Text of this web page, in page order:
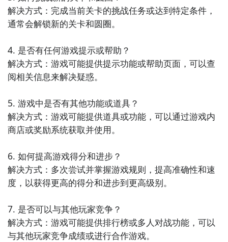
2
​开始安装流行的圆安卓模拟器
行安装啦，双击安装辅助。如果玩家们是第一次下载流
行的圆助手，那么还需要勾选安装模拟器，仅此一次，
若杀毒软件阻止，请允许通过。
解决方式：完成当前关卡的挑战任务或达到特定条件，
通常会解锁新的关卡和圆圈。
4. 是否有任何游戏提示或帮助？
解决方式：游戏可能提供提示功能或帮助页面，可以查
阅相关信息来解决疑惑。
5. 游戏中是否有其他功能或道具？
解决方式：游戏可能提供道具或功能，可以通过游戏内
商店或奖励系统获取并使用。
6. 如何提高游戏得分和进步？
解决方式：多次尝试并掌握游戏规则，提高准确性和速
度，以获得更高的得分和进步到更高级别。
7. 是否可以与其他玩家竞争？
解决方式：游戏可能提供排行榜或多人对战功能，可以
与其他玩家竞争成绩或进行合作游戏。